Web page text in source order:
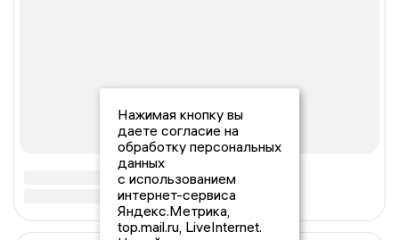
Нажимая кнопку вы
даете согласие на
обработку персональных
данных
с использованием
интернет-сервиса
Яндекс.Метрика,
top.mail.ru, LiveInternet.